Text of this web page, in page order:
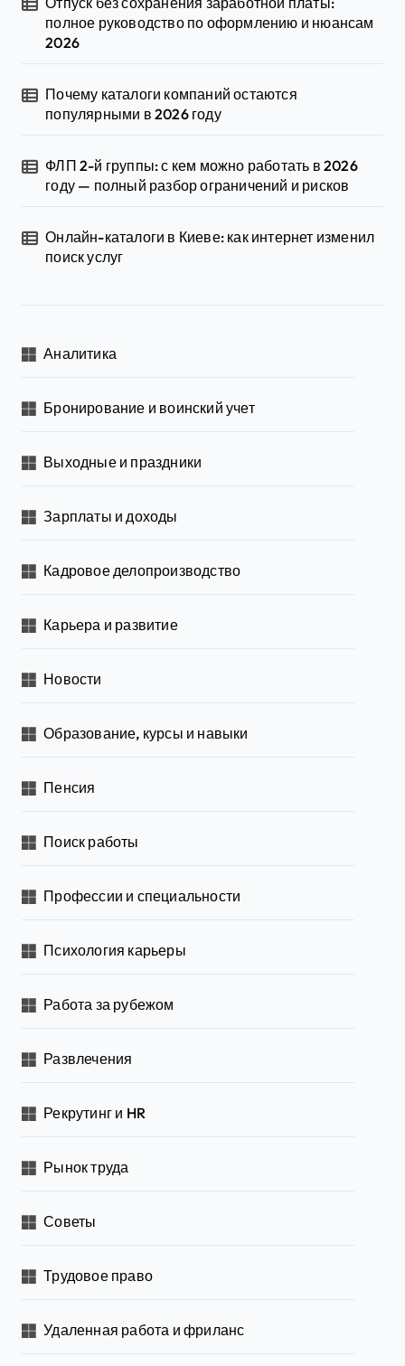
полное руководство по оформлению и нюансам
2026
Почему каталоги компаний остаются
популярными в 2026 году
ФЛП 2-й группы: с кем можно работать в 2026
году — полный разбор ограничений и рисков
Онлайн-каталоги в Киеве: как интернет изменил
поиск услуг
Аналитика
Бронирование и воинский учет
Выходные и праздники
Зарплаты и доходы
Кадровое делопроизводство
Карьера и развитие
Новости
Образование, курсы и навыки
Пенсия
Поиск работы
Профессии и специальности
Психология карьеры
Работа за рубежом
Развлечения
Рекрутинг и HR
Рынок труда
Советы
Трудовое право
Удаленная работа и фриланс